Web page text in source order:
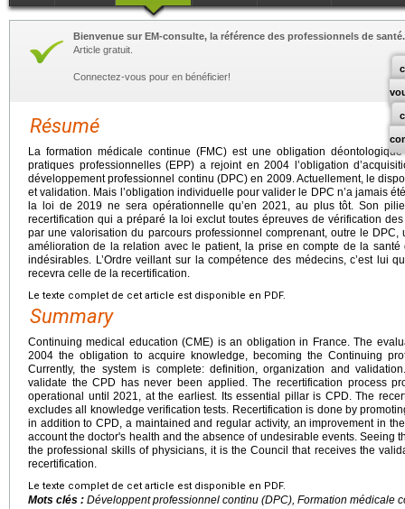
Bienvenue sur EM-consulte, la référence des professionnels de santé.
Article gratuit.
Connectez-vous pour en bénéficier!
Résumé
La formation médicale continue (FMC) est une obligation
pratiques professionnelles (EPP) a rejoint en 2004 l’obligation
développement professionnel continu (DPC) en 2009. Actuellement, le
et validation. Mais l’obligation individuelle pour valider le DPC n’a jamais
la loi de 2019 ne sera opérationnelle qu’en 2021, au plus tôt. Son
recertification qui a préparé la loi exclut toutes épreuves de vérification
par une valorisation du parcours professionnel comprenant, outre le
amélioration de la relation avec le patient, la prise en compte de la santé
indésirables. L’Ordre veillant sur la compétence des médecins, c’est lui
recevra celle de la recertification.
Le texte complet de cet article est disponible en PDF.
Summary
Continuing medical education (CME) is an obligation in France. The
2004 the obligation to acquire knowledge, becoming the Continuing
Currently, the system is complete: definition, organization and
validate the CPD has never been applied. The recertification process
operational until 2021, at the earliest. Its essential pillar is CPD. The
excludes all knowledge verification tests. Recertification is done by
in addition to CPD, a maintained and regular activity, an improvement in
account the doctor's health and the absence of undesirable events. Seeing
the professional skills of physicians, it is the Council that receives the
recertification.
Le texte complet de cet article est disponible en PDF.
Mots clés : Développent professionnel continu (DPC), Formation médicale